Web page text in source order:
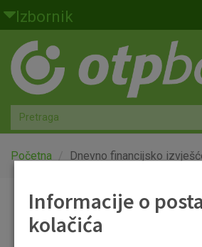
Skoči na glavni sadržaj
Izbornik
Građani
Privatno bankarstvo
Agro
Mala poduzeća i obrtnici
Globalna tržišta
Početna Dnevno financijsko
Dnevno
Informacije o
kolačića